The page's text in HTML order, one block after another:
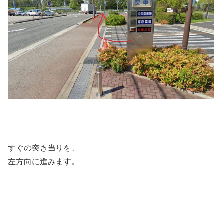
すぐの突き当りを、
左方向に進みます。